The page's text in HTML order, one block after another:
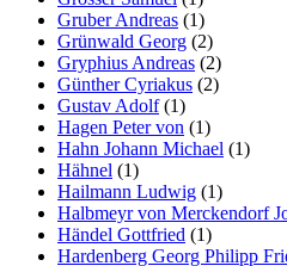
Gruber Andreas (1)
Grünwald Georg (2)
Gryphius Andreas (2)
Günther Cyriakus (2)
Gustav Adolf(1)
Hagen Peter von (1)
Hahn Johann Michael (1)
Hähnel (1)
Hailmann Ludwig (1)
Halbmeyr von Merckendorf
Händel Gottfried (1)
Hardenberg Georg Philipp